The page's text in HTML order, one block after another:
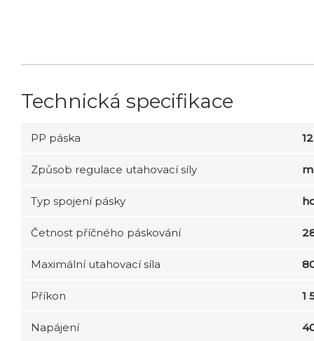
Technická specifikace
PP páska
Způsob regulace utahovací síly
Typ spojení pásky
Četnost příčného páskování
Maximální utahovací síla
Příkon 1
Napájení